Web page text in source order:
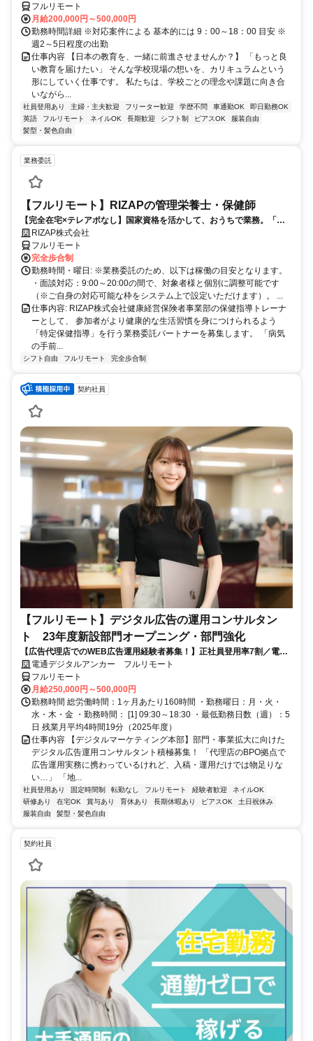
フルリモート
月給200,000円～500,000円
勤務時間詳細 ※対応案件による 基本的には 9：00～18：00 目安 ※
週2～5日程度の出勤
仕事内容 【日本の教育を、一緒に前進させませんか？】 「もっと良
い教育を届けたい」 そんな学校現場の想いを、カリキュラムという
形にしていく仕事です。 私たちは、学校ごとの理念や課題に向き合
いながら...
社員登用あり 主婦・主夫歓迎 フリーター歓迎 学歴不問 車通勤OK
即日勤務OK
英語
フルリモート ネイルOK 長期歓迎 シフト制 ピアスOK
服装自由
髪型・髪色自由
業務委託
【フルリモート】RIZAPの管理栄養士・保健師
【完全在宅×テレアポなし】国家資格を活かして、おうちで業務。「も
う一つの安心」を。主婦・Wワーカー活躍中！「平日の日中だけ」「夕
方以降の数時間だけ」など、生活リズムに合わせた時間調整が可能で
す。1件ごとの成果報酬型だから、頑張った分だけ手応えのある収入
に。充実のサポート体制で、安心の在宅ワークを始めませんか？
RIZAP株式会社
フルリモート
完全歩合制
勤務時間・曜日: ※業務委託のため、以下は稼働の目安となります。
・面談対応：9:00～20:00の間で、対象者様と個別に調整可能です
（※ご自身の対応可能な枠をシステム上で設定いただけます）。 ...
仕事内容: RIZAP株式会社健康経営保険者事業部の保健指導トレーナ
ーとして、 参加者がより健康的な生活習慣を身につけられるよう
「特定保健指導」を行う業務委託パートナーを募集します。 「病気
の手前...
シフト自由 フルリモート 完全歩合制
契約社員
【フルリモート】デジタル広告の運用コンサルタン
ト 23年度新設部門オープニング・部門強化
【広告代理店でのWEB広告運用経験者募集！】正社員登用率7割／電通
G／全国×完全在宅／年休126日・土日祝休み／残業月平均4時間19分
電通デジタルアンカー フルリモート
フルリモート
月給250,000円～500,000円
勤務時間 総労働時間：1ヶ月あたり160時間 ・勤務曜日：月・火・
水・木・金 ・勤務時間： [1] 09:30～18:30 ・最低勤務日数（週）：5
日 残業月平均4時間19分（2025年度）
仕事内容 【デジタルマーケティング本部】部門・事業拡大に向けた
デジタル広告運用コンサルタント積極募集！ 「代理店のBPO拠点で
広告運用実務に携わっているけれど、入稿・運用だけでは物足りな
い…」 「地...
社員登用あり 固定時間制 転勤なし フルリモート 経験者歓迎
ネイルOK
研修あり
在宅OK 賞与あり 育休あり 長期休暇あり ピアスOK
土日祝休み
服装自由
髪型・髪色自由
契約社員